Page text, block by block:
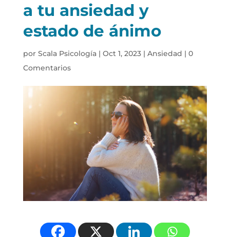
a tu ansiedad y
estado de ánimo
por Scala Psicología| Oct 1, 2023| Ansiedad | 0
Comentarios